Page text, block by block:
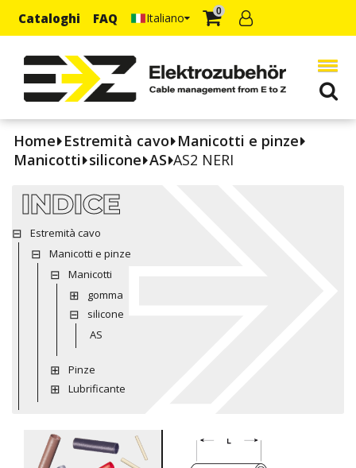
Cataloghi FAQ Italiano 0
Home Estremità cavo Manicotti e pinze
Manicotti silicone AS AS2 NERI
INDICE
Estremità cavo
Manicotti e pinze
Manicotti
gomma
silicone
AS
Pinze
Lubrificante